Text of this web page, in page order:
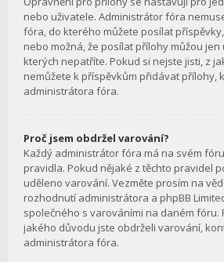
nebo uživatele. Administrátor fóra
fóra, do kterého můžete posílat
nebo možná, že posílat přílohy můžou jen
kterých nepatříte. Pokud si nejste jisti, z
nemůžete k příspěvkům přidávat přílohy,
administrátora fóra.
Proč jsem obdržel varování?
Každý administrátor fóra má na svém
pravidla. Pokud nějaké z těchto pravidel
uděleno varování. Vezměte prosím na
rozhodnutí administrátora a phpBB
společného s varováními na daném fóru.
jakého důvodu jste obdrželi varování,
administrátora fóra.